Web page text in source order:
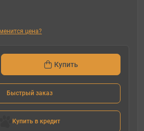
цена?
Купить
Быстрый заказ
Купить в кредит